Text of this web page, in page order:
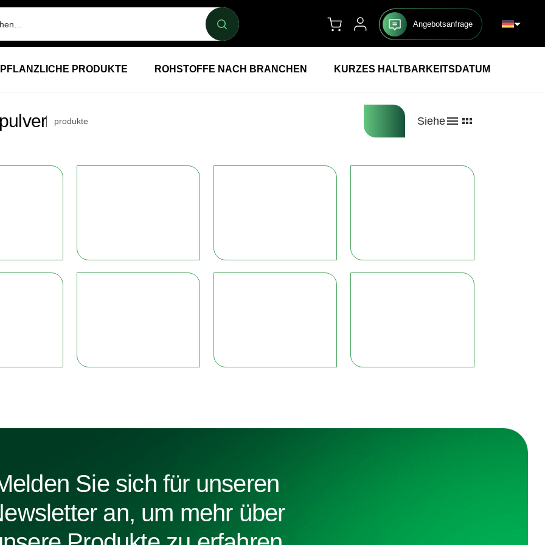
Angebotsanfrage
PFLANZLICHE PRODUKTE ROHSTOFFE NACH BRANCHEN KURZES HALTBARKEITSDATUM
produkte Siehe
Sie sich für unseren
an, um mehr über